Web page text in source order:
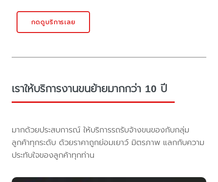
กดดูบริการเลย
เราให้บริการงานขนย้ายมากกว่า 10 ปี
มากด้วยประสบการณ์ ให้บริการรถรับจ้างขนของกับกลุ่ม
ลูกค้าทุกระดับ ด้วยราคาถูกย่อมเยาว์ มิตรภาพ แลกกับความ
ประทับใจของลูกค้าทุกท่าน